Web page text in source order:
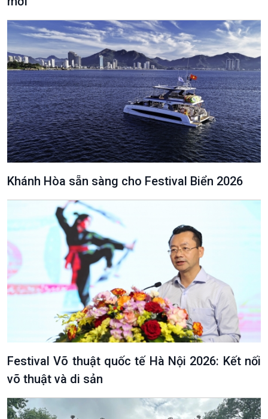
Văn hoá & Du lịch
Tin Văn hoá & Du lịch
Chát với người nổi tiếng
Câu chuyện Thể thao
Multimedia
Ảnh
Video
Infographic
E-Magazine
Khánh Hòa sẵn sàng cho Festival Biển 2026
Festival Võ thuật quốc tế Hà Nội 2026: Kết nối
võ thuật và di sản